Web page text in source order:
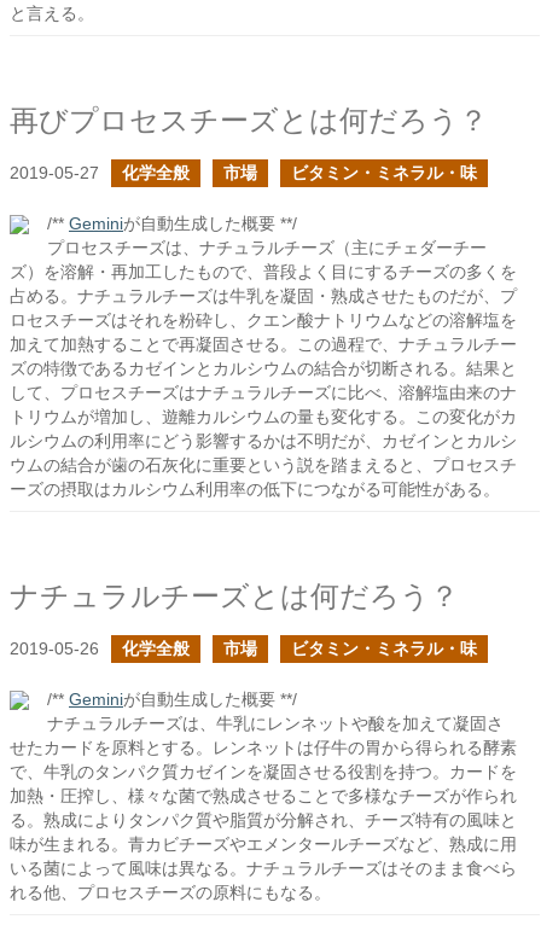
と言える。
再びプロセスチーズとは何だろう？
2019-05-27 化学全般 市場 ビタミン・ミネラル・味
/** Geminiが自動生成した概要 **/
プロセスチーズは、ナチュラルチーズ（主にチェダーチー
ズ）を溶解・再加工したもので、普段よく目にするチーズの多くを
占める。ナチュラルチーズは牛乳を凝固・熟成させたものだが、プ
ロセスチーズはそれを粉砕し、クエン酸ナトリウムなどの溶解塩を
加えて加熱することで再凝固させる。この過程で、ナチュラルチー
ズの特徴であるカゼインとカルシウムの結合が切断される。結果と
して、プロセスチーズはナチュラルチーズに比べ、溶解塩由来のナ
トリウムが増加し、遊離カルシウムの量も変化する。この変化がカ
ルシウムの利用率にどう影響するかは不明だが、カゼインとカルシ
ウムの結合が歯の石灰化に重要という説を踏まえると、プロセスチ
ーズの摂取はカルシウム利用率の低下につながる可能性がある。
ナチュラルチーズとは何だろう？
2019-05-26 化学全般 市場 ビタミン・ミネラル・味
/** Geminiが自動生成した概要 **/
ナチュラルチーズは、牛乳にレンネットや酸を加えて凝固さ
せたカードを原料とする。レンネットは仔牛の胃から得られる酵素
で、牛乳のタンパク質カゼインを凝固させる役割を持つ。カードを
加熱・圧搾し、様々な菌で熟成させることで多様なチーズが作られ
る。熟成によりタンパク質や脂質が分解され、チーズ特有の風味と
味が生まれる。青カビチーズやエメンタールチーズなど、熟成に用
いる菌によって風味は異なる。ナチュラルチーズはそのまま食べら
れる他、プロセスチーズの原料にもなる。